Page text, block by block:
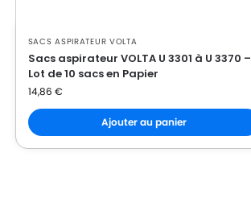
SACS ASPIRATEUR VOLTA
Sacs aspirateur VOLTA U 3301 à U 3370 –
Lot de 10 sacs en Papier
14,86 €
Ajouter au panier